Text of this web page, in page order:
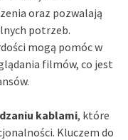
oraz pozwalają
potrzeb.
mogą pomóc w
filmów, co jest
kablami, które
Kluczem do